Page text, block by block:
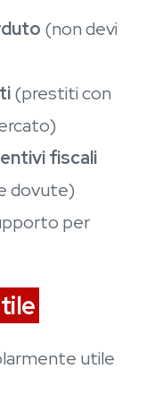
(non devi
(prestiti con
fiscali
dovute)
per
utile